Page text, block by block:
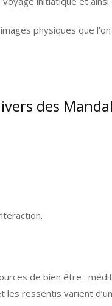
physiques que
des
de bien être :
ressentis varient